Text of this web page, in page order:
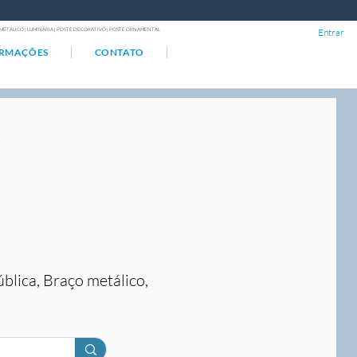
| LUMINÁRIA | POSTE DECORATIVO | POSTE ORNAMENTAL
CONTATO
Entrar
Braço metálico,